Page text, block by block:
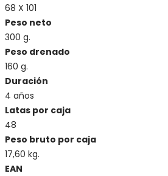
68 X 101
Peso neto
300 g.
Peso drenado
160 g.
Duración
4 años
Latas por caja
48
Peso bruto por caja
17,60 kg.
EAN